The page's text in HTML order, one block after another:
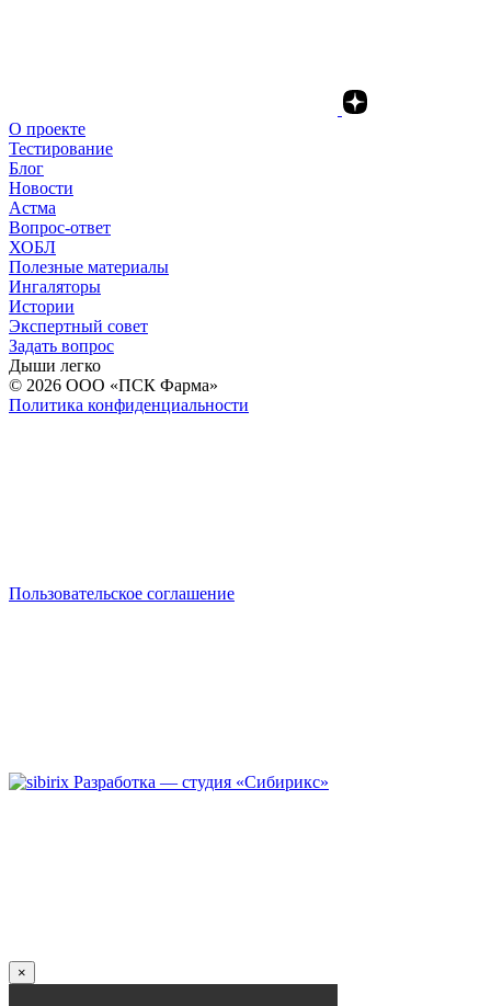
О проекте
Тестирование
Блог
Новости
Астма
Вопрос-ответ
ХОБЛ
Полезные материалы
Ингаляторы
Истории
Экспертный совет
Задать вопрос
Дыши легко
© 2026 ООО «ПСК Фарма»
Политика конфиденциальности
Пользовательское соглашение
Разработка — студия «Сибирикс»
×